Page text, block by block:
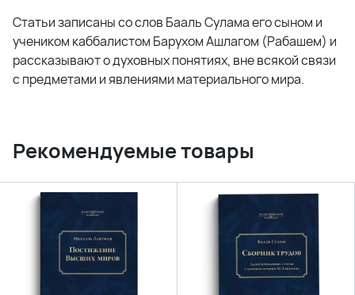
Статьи записаны со слов Бааль Сулама его сыном и
учеником каббалистом Барухом Ашлагом (Рабашем) и
рассказывают о духовных понятиях, вне всякой связи
с предметами и явлениями материального мира.
Рекомендуемые товары